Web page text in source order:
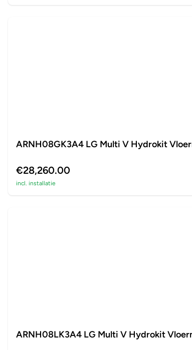
ARNH08GK3A4 LG Multi V Hydrokit
€28,260.00
incl. installatie
ARNH08LK3A4 LG Multi V Hydrokit